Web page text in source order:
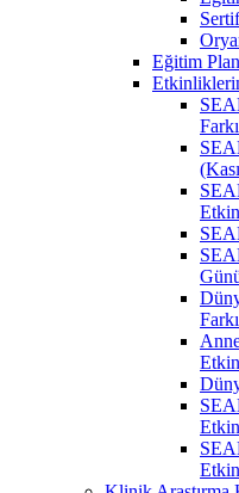
Eğitim